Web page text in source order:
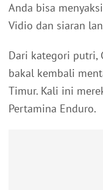
Anda bisa
Vidio dan siaran
Dari kategori putri,
bakal kembali
Timur. Kali ini
Pertamina Enduro.